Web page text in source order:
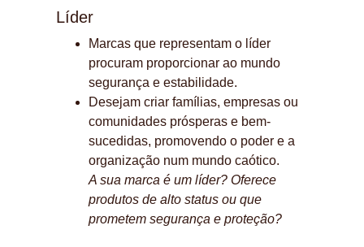
Líder
Marcas que representam o líder
procuram proporcionar ao mundo
segurança e estabilidade.
Desejam criar famílias, empresas ou
comunidades prósperas e bem-
sucedidas, promovendo o poder e a
organização num mundo caótico.
A sua marca é um líder? Oferece
produtos de alto status ou que
prometem segurança e proteção?